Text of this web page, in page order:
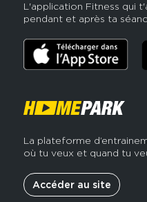
L'application Fitness qui
pendant et après ta
La plateforme
où tu veux et quand tu
Accéder au site